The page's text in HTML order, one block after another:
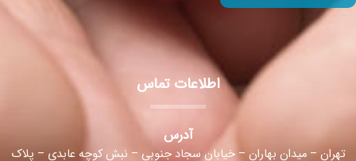
اطلاعات تماس
آدرس
تهران – میدان بهاران – خیابان سجاد جنوبی – نبش کوچه عابدی – پلاک